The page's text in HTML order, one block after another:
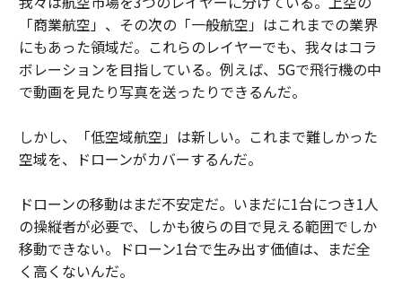
「商業航空」、その次の「一般航空」はこれまでの業界
にもあった領域だ。これらのレイヤーでも、我々はコラ
ボレーションを目指している。例えば、5Gで飛行機の中
で動画を見たり写真を送ったりできるんだ。
しかし、「低空域航空」は新しい。これまで難しかった
空域を、ドローンがカバーするんだ。
ドローンの移動はまだ不安定だ。いまだに1台につき1人
の操縦者が必要で、しかも彼らの目で見える範囲でしか
移動できない。ドローン1台で生み出す価値は、まだ全
く高くないんだ。